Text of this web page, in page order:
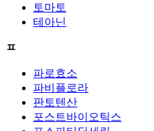
토마토
테아닌
ㅍ
파로효소
파비플로라
판토텐산
포스트바이오틱스